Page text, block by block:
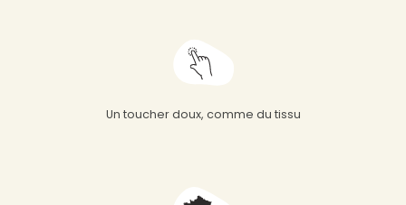
Un toucher doux, comme du tissu